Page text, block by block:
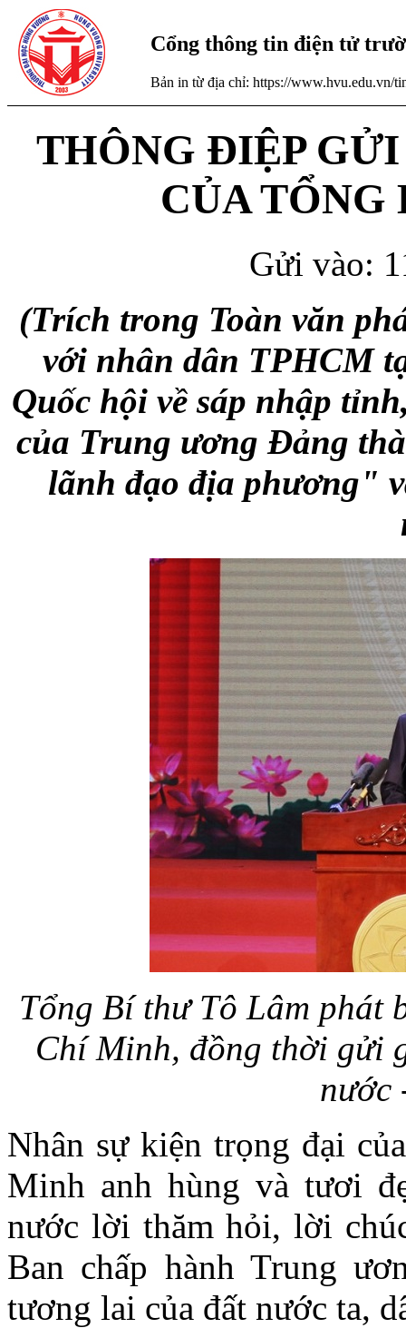
Cổng thông tin điện tử
Bản in từ địa chỉ: https://www.hvu.edu.vn/
THÔNG ĐIỆP
CỦA
Gửi vào:
(Trích trong Toàn văn
với nhân dân TPHCM
Quốc hội về sáp nhập
của Trung ương Đảng
lãnh đạo địa phương"
Tổng Bí thư Tô Lâm phát
Chí Minh, đồng thời gửi
nước
Nhân sự kiện trọng đại
Minh anh hùng và tươi
nước lời thăm hỏi, lời
Ban chấp hành Trung
tương lai của đất nước ta,